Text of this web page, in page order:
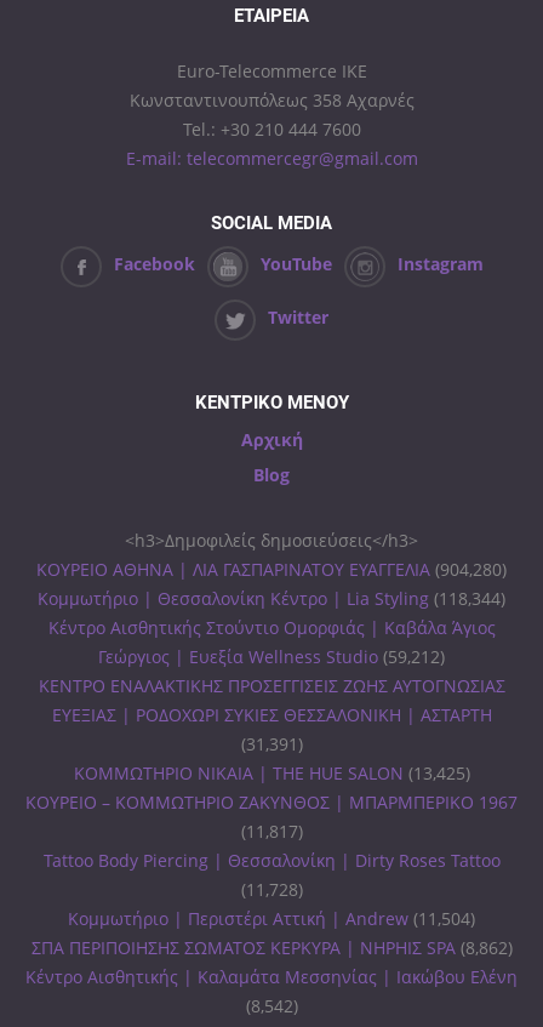
ΕΤΑΙΡΕΊΑ
Euro-Telecommerce IKE
Κωνσταντινουπόλεως 358 Αχαρνές
Tel.: +30 210 444 7600
E-mail: telecommercegr@gmail.com
SOCIAL MEDIA
Facebook YouTube Instagram
Twitter
ΚΕΝΤΡΙΚΟ ΜΕΝΟΥ
Αρχική
Blog
<h3>Δημοφιλείς δημοσιεύσεις</h3>
ΚΟΥΡΕΙΟ ΑΘΗΝΑ | ΛΙΑ ΓΑΣΠΑΡΙΝΑΤΟΥ ΕΥΑΓΓΕΛΙΑ (904,280)
Κομμωτήριο | Θεσσαλονίκη Κέντρο | Lia Styling (118,344)
Κέντρο Αισθητικής Στούντιο Ομορφιάς | Καβάλα Άγιος
Γεώργιος | Ευεξία Wellness Studio (59,212)
ΚΕΝΤΡΟ ΕΝΑΛΑΚΤΙΚΗΣ ΠΡΟΣΕΓΓΙΣΕΙΣ ΖΩΗΣ ΑΥΤΟΓΝΩΣΙΑΣ
ΕΥΕΞΙΑΣ | ΡΟΔΟΧΩΡΙ ΣΥΚΙΕΣ ΘΕΣΣΑΛΟΝΙΚΗ | ΑΣΤΑΡΤΗ
(31,391)
ΚΟΜΜΩΤΗΡΙΟ ΝΙΚΑΙΑ | THE HUE SALON (13,425)
ΚΟΥΡΕΙΟ – ΚΟΜΜΩΤΗΡΙΟ ΖΑΚΥΝΘΟΣ | ΜΠΑΡΜΠΕΡΙΚΟ 1967
(11,817)
Tattoo Body Piercing | Θεσσαλονίκη | Dirty Roses Tattoo
(11,728)
Κομμωτήριο | Περιστέρι Αττική | Andrew (11,504)
ΣΠΑ ΠΕΡΙΠΟΙΗΣΗΣ ΣΩΜΑΤΟΣ ΚΕΡΚΥΡΑ | ΝΗΡΗΙΣ SPA (8,862)
Κέντρο Αισθητικής | Καλαμάτα Μεσσηνίας | Ιακώβου Ελένη
(8,542)